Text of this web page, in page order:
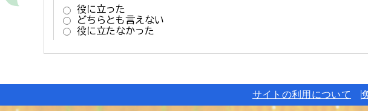
サイトの利用について